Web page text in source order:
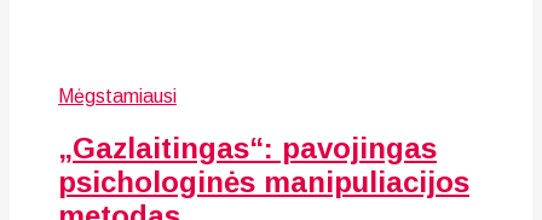
Mėgstamiausi
„Gazlaitingas“: pavojingas
psichologinės manipuliacijos